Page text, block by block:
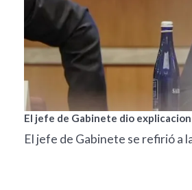
El jefe de Gabinete dio
El jefe de Gabinete se refirió a